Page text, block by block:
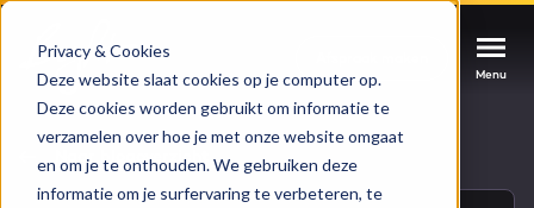
Privacy & Cookies
Deze website slaat cookies op je computer op.
Deze cookies worden gebruikt om informatie te
verzamelen over hoe je met onze website omgaat
en om je te onthouden. We gebruiken deze
informatie om je surfervaring te verbeteren, te
Menu
Menu
Menu
Naar blogoverzicht